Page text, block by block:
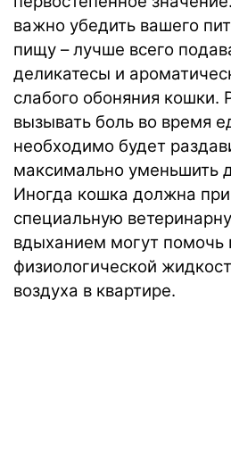
важно убедить вашего
пищу – лучше всего
деликатесы и
слабого обоняния кошки.
вызывать боль во время
необходимо будет
максимально уменьшить
Иногда кошка должна
специальную
вдыханием могут помочь
физиологической
воздуха в квартире.